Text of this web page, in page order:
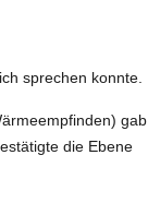
sprechen konnte.
gab
die Ebene